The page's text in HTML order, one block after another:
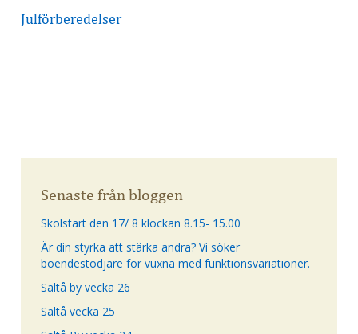
Julförberedelser
Senaste från bloggen
Skolstart den 17/ 8 klockan 8.15- 15.00
Är din styrka att stärka andra? Vi söker
boendestödjare för vuxna med funktionsvariationer.
Saltå by vecka 26
Saltå vecka 25